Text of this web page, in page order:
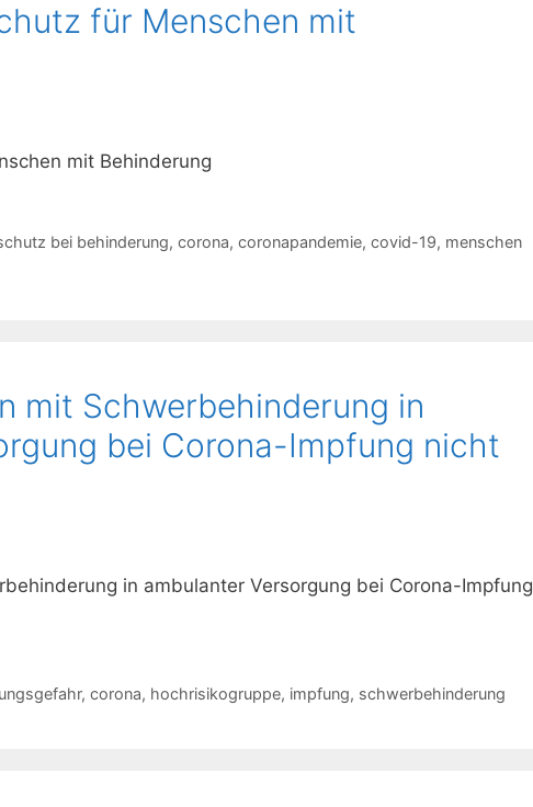
für Menschen mit
mit Behinderung
bei behinderung, corona, coronapandemie, covid-19, menschen
mit Schwerbehinderung in
bei Corona-Impfung nicht
in ambulanter Versorgung bei Corona-Impfung
, corona, hochrisikogruppe, impfung, schwerbehinderung